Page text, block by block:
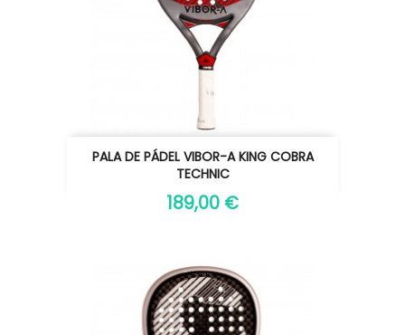
PALA DE PÁDEL VIBOR-A KING COBRA
TECHNIC
189,00 €